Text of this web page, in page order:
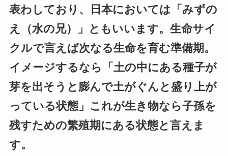
表わしており、日本においては「みずの
え（水の兄）」ともいいます。生命サイ
クルで言えば次なる生命を育む準備期。
イメージするなら「土の中にある種子が
芽を出そうと膨んで土がぐんと盛り上が
っている状態」これが生き物なら子孫を
残すための繁殖期にある状態と言えま
す。